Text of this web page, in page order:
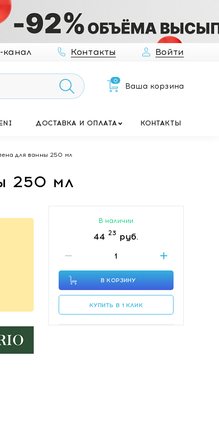
канал Контакты Войти
0
Ваша корзина
ДОСТАВКА И ОПЛАТА КОНТАКТЫ
для ванны 250 мл
250 мл
В наличии
44 23 руб.
В КОРЗИНУ
КУПИТЬ В 1 КЛИК